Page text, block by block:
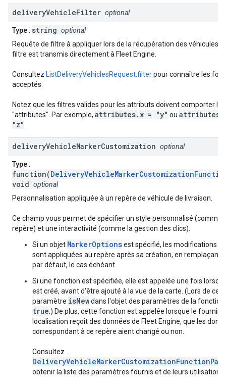
deliveryVehicleFilter optional
Type: string optional
Requête de filtre à appliquer lors de la récupération des véhicules
filtre est transmis directement à Fleet Engine.
Consultez ListDeliveryVehiclesRequest.filterpour connaître les
acceptés.
Notez que les filtres valides pour les attributs doivent comporter le
"attributes". Par exemple, attributes.x = "y" ou
"z"
deliveryVehicleMarkerCustomization optional
Type:
function(
void optional
Personnalisation appliquée à un repère de véhicule de livraison.
Ce champ vous permet de spécifier un style personnalisé (comme
repère) et une interactivité (comme la gestion des clics).
Si un objet MarkerOptionsest spécifié, les modifications
sont appliquées au repère après sa création, en remplaçant
par défaut, le cas échéant.
Si une fonction est spécifiée, elle est appelée une fois
est créé, avant d'être ajouté à la vue de la carte. (Lors de cet
paramètre isNewdans l'objet des paramètres de la
true .) De plus, cette fonction est appelée lorsque le
localisation reçoit des données de Fleet Engine, que les
correspondant à ce repère aient changé ou non.
Consultez
obtenir la liste des paramètres fournis et de leurs utilisations.